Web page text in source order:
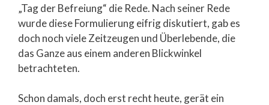
„Tag der Befreiung“ die Rede. Nach seiner Rede
wurde diese Formulierung eifrig diskutiert, gab es
doch noch viele Zeitzeugen und Überlebende, die
das Ganze aus einem anderen Blickwinkel
betrachteten.
Schon damals, doch erst recht heute, gerät ein